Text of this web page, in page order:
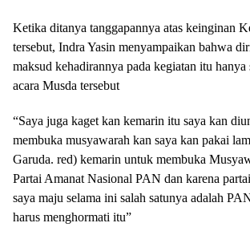
Ketika ditanya tanggapannya atas keinginan
tersebut, Indra Yasin menyampaikan bahwa
maksud kehadirannya pada kegiatan itu hanya
acara Musda tersebut
“Saya juga kaget kan kemarin itu saya kan
membuka musyawarah kan saya kan pakai
Garuda. red) kemarin untuk membuka
Partai Amanat Nasional PAN dan karena
saya maju selama ini salah satunya adalah
harus menghormati itu”